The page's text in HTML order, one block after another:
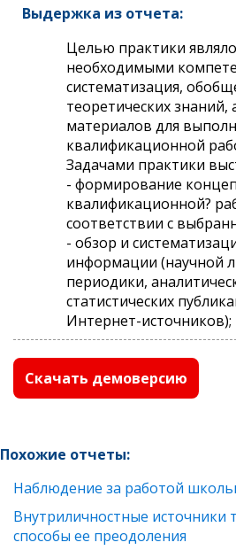
Выдержка из отчета:
Целью практики
необходимыми
систематизация,
теоретических знаний,
материалов для
квалификационной
Задачами практики
- формирование
квалификационной?
соответствии с
- обзор и
информации (научной
периодики,
статистических
Интернет-источников);
Скачать демоверсию
Похожие отчеты:
Наблюдение за работой
Внутриличностные источники
способы ее преодоления